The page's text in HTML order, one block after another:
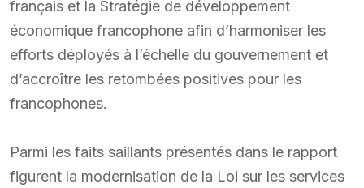
français et la Stratégie de développement
économique francophone afin d’harmoniser les
efforts déployés à l’échelle du gouvernement et
d’accroître les retombées positives pour les
francophones.
Parmi les faits saillants présentés dans le rapport
figurent la modernisation de la Loi sur les services